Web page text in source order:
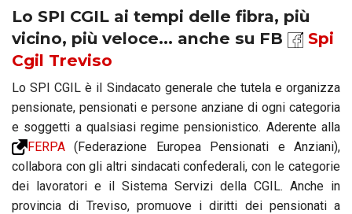
Lo SPI CGIL ai tempi delle fibra, più
vicino, più veloce... anche su FB
Spi
Cgil Treviso
Lo SPI CGIL è il Sindacato generale che tutela e organizza
pensionate, pensionati e persone anziane di ogni categoria
e soggetti a qualsiasi regime pensionistico. Aderente alla
FERPA (Federazione Europea Pensionati e Anziani),
collabora con gli altri sindacati confederali, con le categorie
dei lavoratori e il Sistema Servizi della CGIL. Anche in
provincia di Treviso, promuove i diritti dei pensionati a